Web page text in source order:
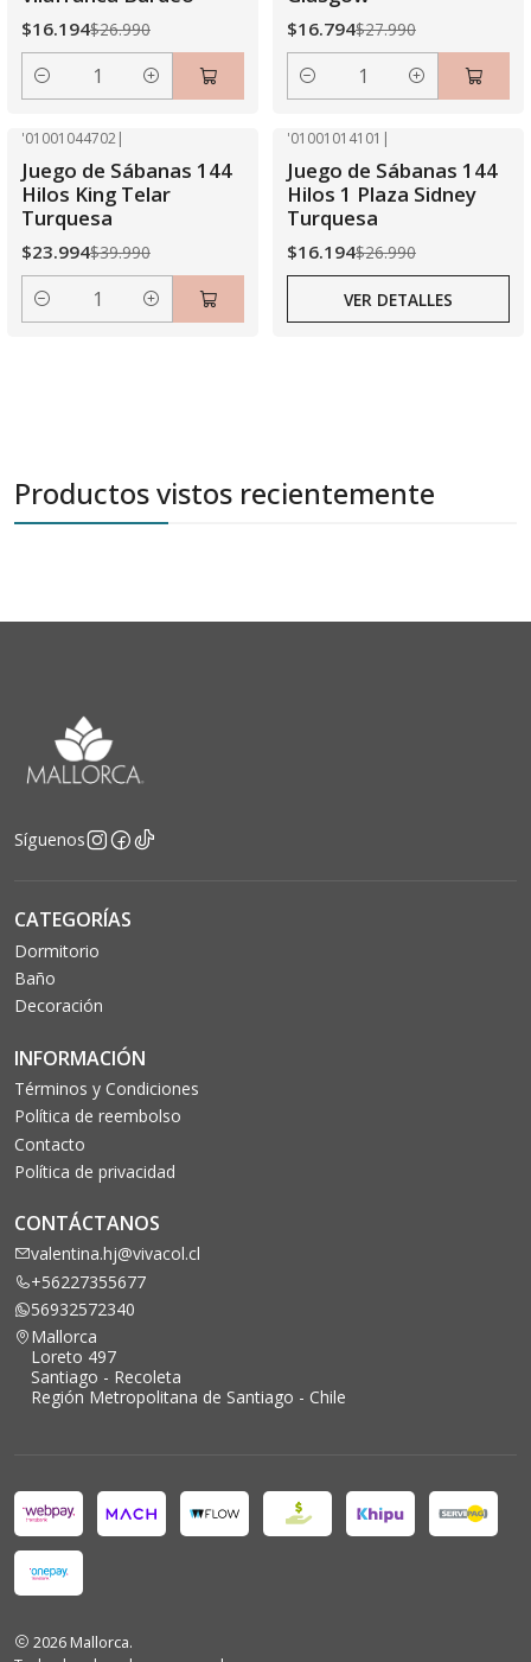
$16.194$26.990
Cantidad
$16.794$27.990
Cantidad
'01001044702|
Juego de Sábanas 144
Hilos King Telar
Turquesa
$23.994$39.990
Cantidad
Agotado
'01001014101 |
Juego de Sábanas 144
Hilos 1 Plaza Sidney
Turquesa
$16.194$26.990
VER DETALLES
Productos vistos recientemente
Síguenos
CATEGORÍAS
Dormitorio
Baño
Decoración
INFORMACIÓN
Términos y Condiciones
Política de reembolso
Contacto
Política de privacidad
CONTÁCTANOS
valentina.hj@vivacol.cl
+56227355677
56932572340
Mallorca
Loreto 497
Santiago - Recoleta
Región Metropolitana de Santiago - Chile
2026 Mallorca.